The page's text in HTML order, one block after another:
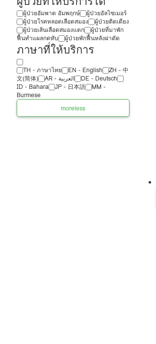
ผู้ป่วยอัมพาต อัมพฤกษ์
ผู้ป่วยอัลไซเมอร์
ผู้ป่วยโรคหลอดเลือดสมอง
ผู้ป่วยติดเตียง
ผู้ป่วยเส้นเลือดสมองแตก
ผู้ป่วยที่มาพัก
ฟื้นทำแผลกดทับ
ผู้ป่วยพักฟื้นหลังผ่าตัด
ภาษาที่ให้บริการ
TH - ‏ภาษาไทย EN - English
ZH - 中
文(简体)
‏AR - ‏العربية‏
DE - Deutsch
ID - Bahara
JP - 日本語
MM -
Burmese
moreless